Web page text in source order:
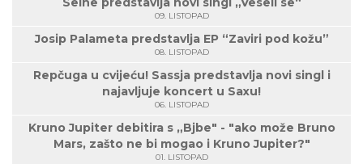
09. LISTOPAD
Josip Palameta predstavlja EP “Zaviri pod kožu”
08. LISTOPAD
Repčuga u cvijeću! Sassja predstavlja novi singl i
najavljuje koncert u Saxu!
06. LISTOPAD
Kruno Jupiter debitira s „Bjbe" - "ako može Bruno
Mars, zašto ne bi mogao i Kruno Jupiter?"
01. LISTOPAD